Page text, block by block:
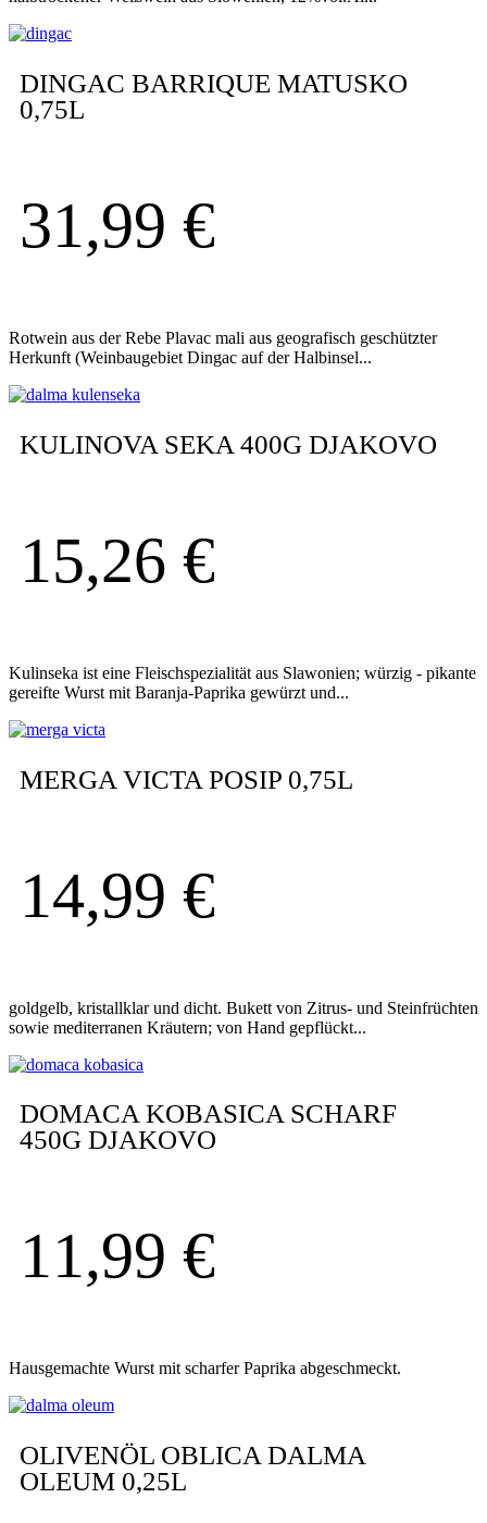
DINGAC BARRIQUE MATUSKO
0,75L
31,99 €
Rotwein aus der Rebe Plavac mali aus geografisch geschützter
Herkunft (Weinbaugebiet Dingac auf der Halbinsel...
KULINOVA SEKA 400G DJAKOVO
15,26 €
Kulinseka ist eine Fleischspezialität aus Slawonien; würzig - pikante
gereifte Wurst mit Baranja-Paprika gewürzt und...
MERGA VICTA POSIP 0,75L
14,99 €
goldgelb, kristallklar und dicht. Bukett von Zitrus- und Steinfrüchten
sowie mediterranen Kräutern; von Hand gepflückt...
DOMACA KOBASICA SCHARF
450G DJAKOVO
11,99 €
Hausgemachte Wurst mit scharfer Paprika abgeschmeckt.
OLIVENÖL OBLICA DALMA
OLEUM 0,25L